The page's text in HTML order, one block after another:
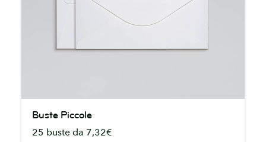
Piccole
Buste Piccole
25 buste da 7,32€